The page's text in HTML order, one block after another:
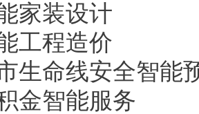
家装设计
工程造价
生命线安全智能
金智能服务